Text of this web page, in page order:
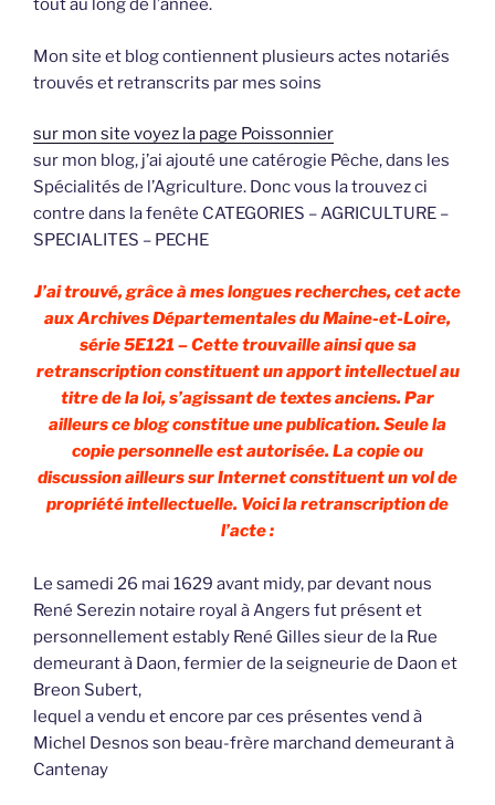
tout au long de l’année.
Mon site et blog contiennent plusieurs actes notariés
trouvés et retranscrits par mes soins
sur mon site voyez la page Poissonnier
sur mon blog, j’ai ajouté une catérogie Pêche, dans les
Spécialités de l’Agriculture. Donc vous la trouvez ci
contre dans la fenête CATEGORIES – AGRICULTURE –
SPECIALITES – PECHE
J’ai trouvé, grâce à mes longues recherches, cet acte
aux Archives Départementales du Maine-et-Loire,
série 5E121 – Cette trouvaille ainsi que sa
retranscription constituent un apport intellectuel au
titre de la loi, s’agissant de textes anciens. Par
ailleurs ce blog constitue une publication. Seule la
copie personnelle est autorisée. La copie ou
discussion ailleurs sur Internet constituent un vol de
propriété intellectuelle. Voici la retranscription de
l’acte :
Le samedi 26 mai 1629 avant midy, par devant nous
René Serezin notaire royal à Angers fut présent et
personnellement estably René Gilles sieur de la Rue
demeurant à Daon, fermier de la seigneurie de Daon et
Breon Subert,
lequel a vendu et encore par ces présentes vend à
Michel Desnos son beau-frère marchand demeurant à
Cantenay